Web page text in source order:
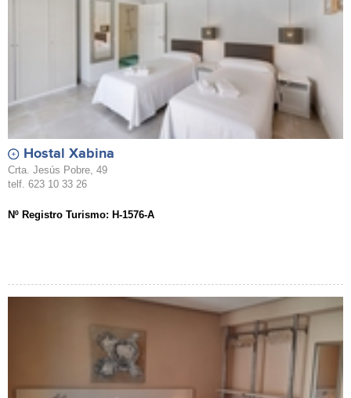
Hostal Xabina
Crta. Jesús Pobre, 49
telf. 623 10 33 26
Nº Registro Turismo: H-1576-A